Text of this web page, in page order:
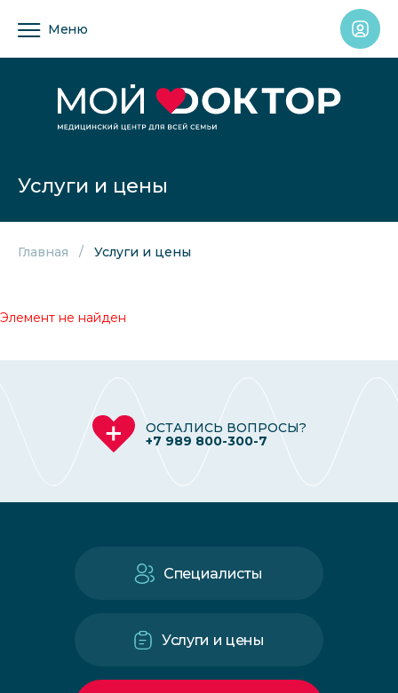
Меню
Услуги и цены
Главная Услуги и цены
Элемент не найден
ОСТАЛИСЬ ВОПРОСЫ?
+7 989 800-300-7
Специалисты
Услуги и цены